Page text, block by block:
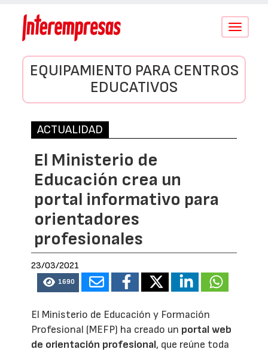
Conmutar
EQUIPAMIENTO PARA CENTROS
EDUCATIVOS
ACTUALIDAD
El Ministerio de
Educación crea un
portal informativo para
orientadores
profesionales
23/03/2021
1690
El Ministerio de Educación y Formación
Profesional (MEFP) ha creado un portal web
de orientación profesional, que reúne toda